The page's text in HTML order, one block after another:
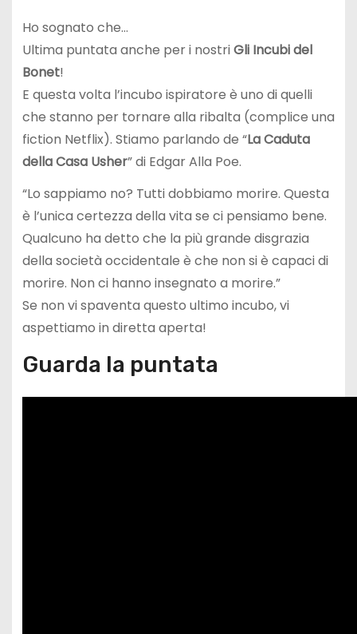
Ho sognato che…
Ultima puntata anche per i nostriGli Incubi del
Bonet!
E questa volta l’incubo ispiratore è uno di quelli
che stanno per tornare alla ribalta (complice una
fiction Netflix). Stiamo parlando de “La Caduta
della Casa Usher” di Edgar Alla Poe.
“Lo sappiamo no? Tutti dobbiamo morire. Questa
è l’unica certezza della vita se ci pensiamo bene.
Qualcuno ha detto che la più grande disgrazia
della società occidentale è che non si è capaci di
morire. Non ci hanno insegnato a morire.”
Se non vi spaventa questo ultimo incubo, vi
aspettiamo in diretta aperta!
Guarda la puntata